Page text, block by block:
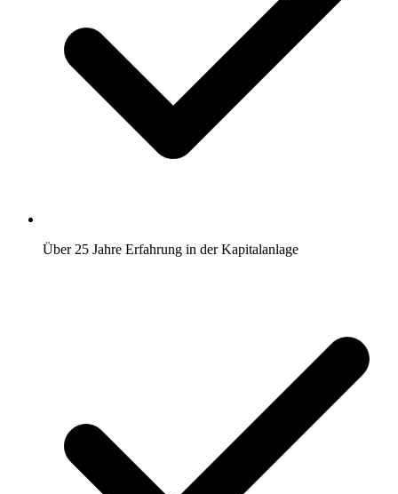
Über 25 Jahre Erfahrung in der Kapitalanlage